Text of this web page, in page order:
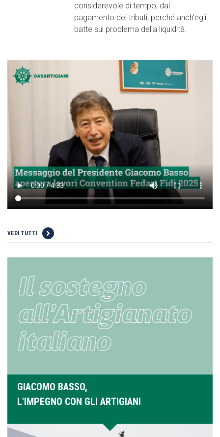
considerevole di tempo, dal
pagamento dei tributi, perché anch’egli
batte sul problema della liquidità.
VEDI TUTTI
GIACOMO BASSO,
L'IMPEGNO CON GLI ARTIGIANI